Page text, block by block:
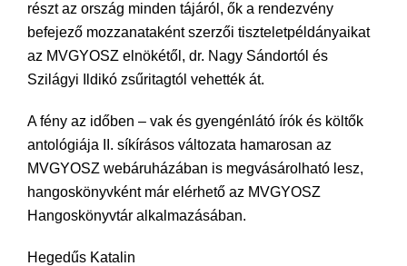
részt az ország minden tájáról, ők a rendezvény
befejező mozzanataként szerzői tiszteletpéldányaikat
az MVGYOSZ elnökétől, dr. Nagy Sándortól és
Szilágyi Ildikó zsűritagtól vehették át.
A fény az időben – vak és gyengénlátó írók és költők
antológiája II. síkírásos változata hamarosan az
MVGYOSZ webáruházában is megvásárolható lesz,
hangoskönyvként már elérhető az MVGYOSZ
Hangoskönyvtár alkalmazásában.
Hegedűs Katalin